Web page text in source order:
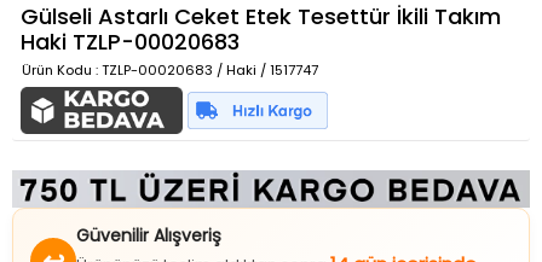
Gülseli Astarlı Ceket Etek Tesettür İkili Takım
Haki TZLP-00020683
Ürün Kodu : TZLP-00020683 / Haki / 1517747
Güvenilir Alışveriş
Ürününüzü teslim aldıktan sonra
kolayca iade edebilirsiniz.